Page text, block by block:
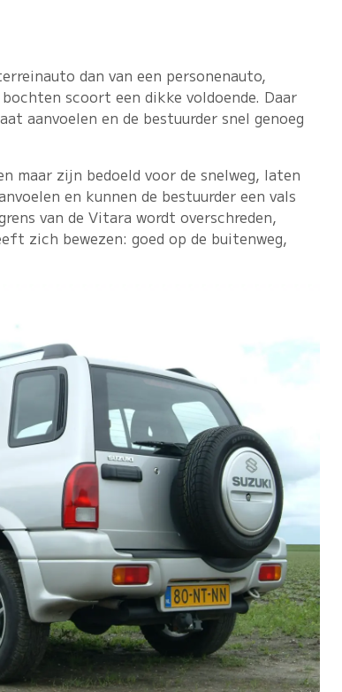
dan van een personenauto,
scoort een dikke voldoende. Daar
aanvoelen en de bestuurder snel genoeg
maar zijn bedoeld voor de snelweg, laten
en kunnen de bestuurder een vals
van de Vitara wordt overschreden,
zich bewezen: goed op de buitenweg,